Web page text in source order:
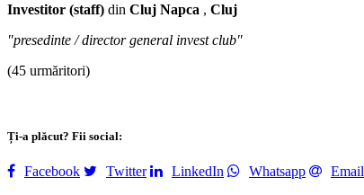
Investitor (staff) din Cluj Napca , Cluj
"presedinte / director general invest club"
(45 urmăritori)
Ți-a plăcut? Fii social:
Facebook Twitter LinkedIn Whatsapp Email